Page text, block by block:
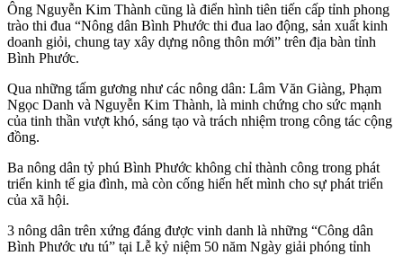
Ông Nguyễn Kim Thành cũng là điển hình tiên tiến cấp tỉnh phong
trào thi đua “Nông dân Bình Phước thi đua lao động, sản xuất kinh
doanh giỏi, chung tay xây dựng nông thôn mới” trên địa bàn tỉnh
Bình Phước.
Qua những tấm gương như các nông dân: Lâm Văn Giàng, Phạm
Ngọc Danh và Nguyễn Kim Thành, là minh chứng cho sức mạnh
của tinh thần vượt khó, sáng tạo và trách nhiệm trong công tác cộng
đồng.
Ba nông dân tỷ phú Bình Phước không chỉ thành công trong phát
triển kinh tế gia đình, mà còn cống hiến hết mình cho sự phát triển
của xã hội.
3 nông dân trên xứng đáng được vinh danh là những “Công dân
Bình Phước ưu tú” tại Lễ kỷ niệm 50 năm Ngày giải phóng tỉnh